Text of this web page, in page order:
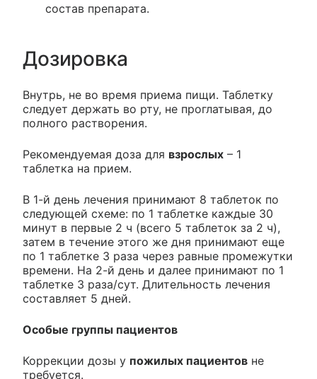
состав препарата.
Дозировка
Внутрь, не во время приема пищи. Таблетку
следует держать во рту, не проглатывая, до
полного растворения.
Рекомендуемая доза для взрослых – 1
таблетка на прием.
В 1-й день лечения принимают 8 таблеток по
следующей схеме: по 1 таблетке каждые 30
минут в первые 2 ч (всего 5 таблеток за 2 ч),
затем в течение этого же дня принимают еще
по 1 таблетке 3 раза через равные промежутки
времени. На 2-й день и далее принимают по 1
таблетке 3 раза/сут. Длительность лечения
составляет 5 дней.
Особые группы пациентов
Коррекции дозы у пожилых пациентов не
требуется.